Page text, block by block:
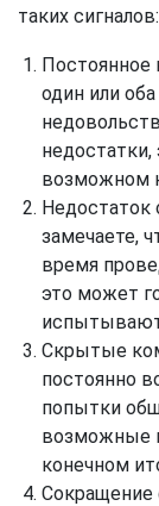
таких сигналов:
Постоянное
один или
возможном
Недостаток
замечаете,
время
это может
испытывают
Скрытые
постоянно
попытки
возможные
конечном
Сокращение